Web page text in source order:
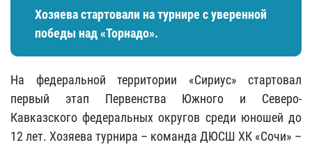
Хозяева стартовали на турнире с уверенной
победы над «Торнадо».
На федеральной территории «Сириус» стартовал
первый этап Первенства Южного и Северо-
Кавказского федеральных округов среди юношей до
12 лет. Хозяева турнира – команда ДЮСШ ХК «Сочи» –